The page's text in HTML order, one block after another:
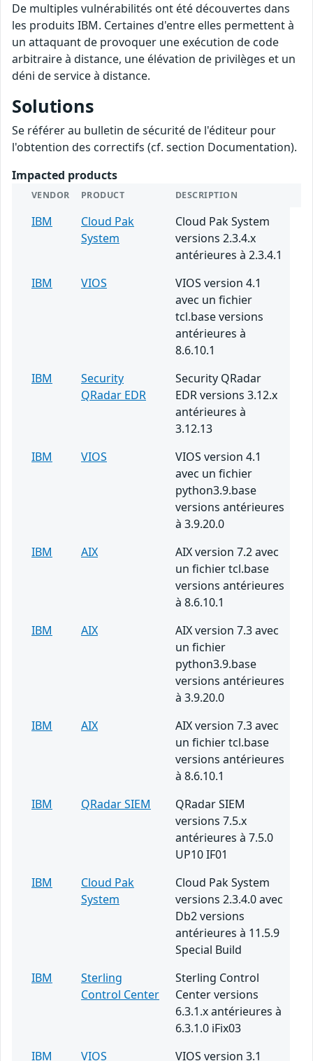
De multiples vulnérabilités ont été découvertes dans
les produits IBM. Certaines d'entre elles permettent à
un attaquant de provoquer une exécution de code
arbitraire à distance, une élévation de privilèges et un
déni de service à distance.
Solutions
Se référer au bulletin de sécurité de l'éditeur pour
l'obtention des correctifs (cf. section Documentation).
Impacted products
VENDOR PRODUCT DESCRIPTION
IBM
Cloud Pak
System
Cloud Pak System
versions 2.3.4.x
antérieures à 2.3.4.1
IBM
VIOS
VIOS version 4.1
avec un fichier
tcl.base versions
antérieures à
8.6.10.1
IBM
Security
QRadar EDR
Security QRadar
EDR versions 3.12.x
antérieures à
3.12.13
IBM
VIOS
VIOS version 4.1
avec un fichier
python3.9.base
versions antérieures
à 3.9.20.0
IBM
AIX
AIX version 7.2 avec
un fichier tcl.base
versions antérieures
à 8.6.10.1
IBM
AIX
AIX version 7.3 avec
un fichier
python3.9.base
versions antérieures
à 3.9.20.0
IBM
AIX
AIX version 7.3 avec
un fichier tcl.base
versions antérieures
à 8.6.10.1
IBM
QRadar SIEM
QRadar SIEM
versions 7.5.x
antérieures à 7.5.0
UP10 IF01
IBM
Cloud Pak
System
Cloud Pak System
versions 2.3.4.0 avec
Db2 versions
antérieures à 11.5.9
Special Build
IBM
Sterling
Control Center
Sterling Control
Center versions
6.3.1.x antérieures à
6.3.1.0 iFix03
IBM
VIOS VIOS version 3.1